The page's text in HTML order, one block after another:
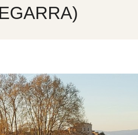
v
t
i
o
n